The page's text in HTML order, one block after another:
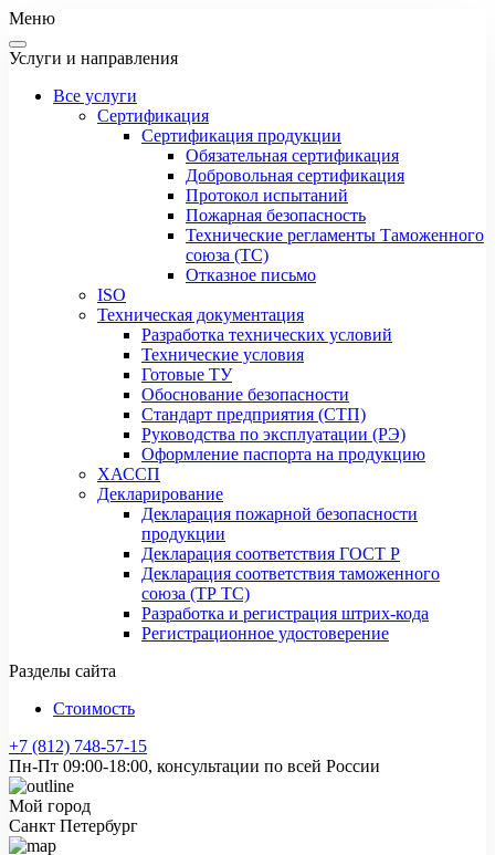
Меню
Услуги и направления
Все услуги
Сертификация
Сертификация продукции
Обязательная сертификация
Добровольная сертификация
Протокол испытаний
Пожарная безопасность
Технические регламенты Таможенного
союза (ТС)
Отказное письмо
ISO
Техническая документация
Разработка технических условий
Технические условия
Готовые ТУ
Обоснование безопасности
Стандарт предприятия (СТП)
Руководства по эксплуатации (РЭ)
Оформление паспорта на продукцию
ХАССП
Декларирование
Декларация пожарной безопасности
продукции
Декларация соответствия ГОСТ Р
Декларация соответствия таможенного
союза (ТР ТС)
Разработка и регистрация штрих-кода
Регистрационное удостоверение
Разделы сайта
Стоимость
+7 (812) 748-57-15
Пн-Пт 09:00-18:00, консультации по всей России
Мой город
Санкт Петербург